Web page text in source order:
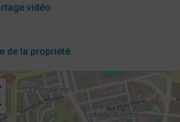
vidéo
de la propriété